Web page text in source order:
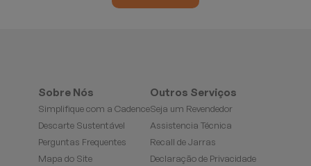
Sobre Nós
Simplifique com a Cadence
Descarte Sustentável
Perguntas Frequentes
Mapa do Site
Outros Serviços
Seja um Revendedor
Assistencia Técnica
Recall de Jarras
Declaração de Privacidade